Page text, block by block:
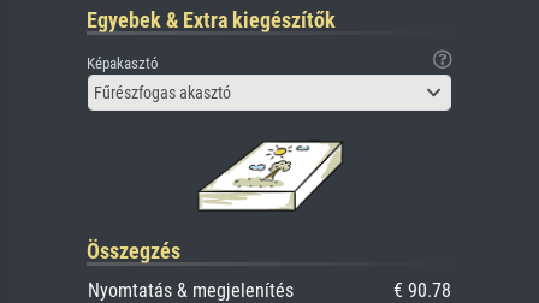
Egyebek & Extra kiegészítők
Képakasztó
Fűrészfogas akasztó
Összegzés
Nyomtatás & megjelenítés
€ 90.78